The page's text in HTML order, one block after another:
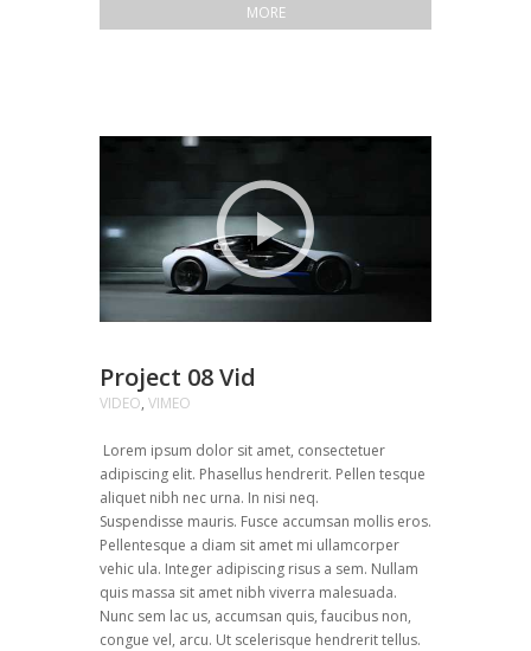
MORE
Project 08 Vid
VIDEO, VIMEO
Lorem ipsum dolor sit amet, consectetuer
adipiscing elit. Phasellus hendrerit. Pellen tesque
aliquet nibh nec urna. In nisi neq.
Suspendisse mauris. Fusce accumsan mollis eros.
Pellentesque a diam sit amet mi ullamcorper
vehic ula. Integer adipiscing risus a sem. Nullam
quis massa sit amet nibh viverra malesuada.
Nunc sem lac us, accumsan quis, faucibus non,
congue vel, arcu. Ut scelerisque hendrerit tellus.